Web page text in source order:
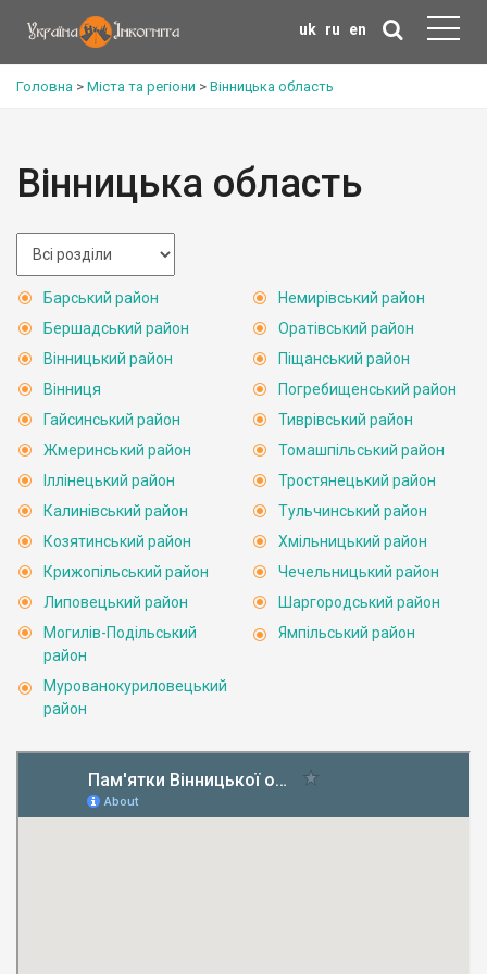
uk ru en
Головна > Міста та регіони > Вінницька область
Вінницька область
Барський район
Бершадський район
Вінницький район
Вінниця
Гайсинський район
Жмеринський район
Іллінецький район
Калинівський район
Козятинський район
Крижопільський район
Липовецький район
Могилів-Подільський
район
Мурованокуриловецький
район
Немирівський район
Оратівський район
Піщанський район
Погребищенський район
Тиврівський район
Томашпільський район
Тростянецький район
Тульчинський район
Хмільницький район
Чечельницький район
Шаргородський район
Ямпільський район